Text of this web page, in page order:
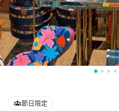
節日限定